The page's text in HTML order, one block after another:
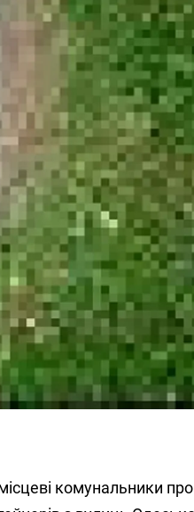
комунальники